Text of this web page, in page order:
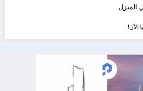
المنزل
الآن!